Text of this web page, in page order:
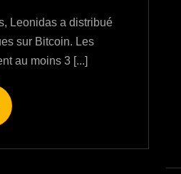
Leonidas a distribué
sur Bitcoin. Les
au moins 3 [...]